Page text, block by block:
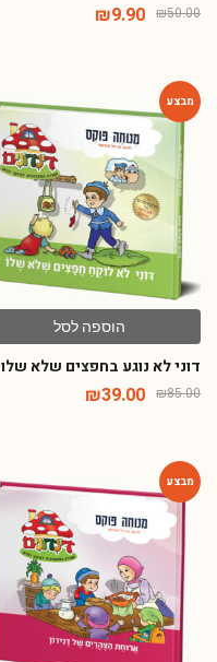
₪50.00
₪9.90
הוספה לסל
דוני לא נוגע בחפצים שלא שלו
₪85.00
₪39.00